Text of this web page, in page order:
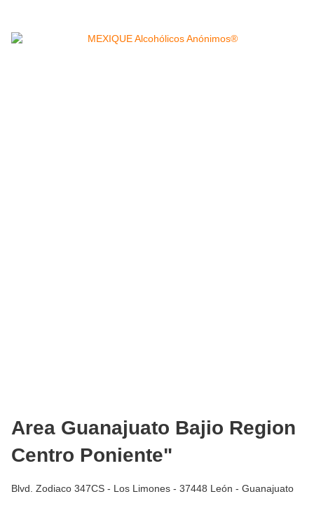
Area Guanajuato Bajio Region
Centro Poniente"
Blvd. Zodiaco 347CS - Los Limones - 37448 León - Guanajuato